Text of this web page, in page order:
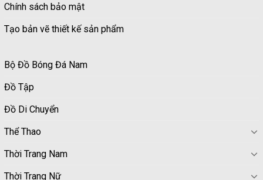
Chính sách bảo mật
Tạo bản vẽ thiết kế sản phẩm
Bộ Đồ Bóng Đá Nam
Đồ Tập
Đồ Di Chuyển
Thể Thao
Thời Trang Nam
Thời Trang Nữ